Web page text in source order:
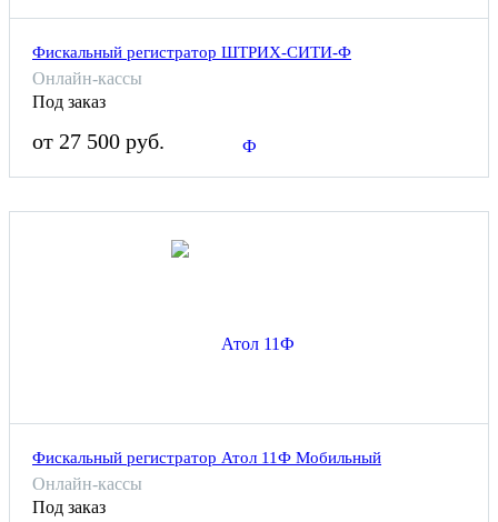
Фискальный регистратор ШТРИХ-СИТИ-Ф
Онлайн-кассы
Под заказ
от 27 500 руб.
Фискальный регистратор Атол 11Ф Мобильный
Онлайн-кассы
Под заказ